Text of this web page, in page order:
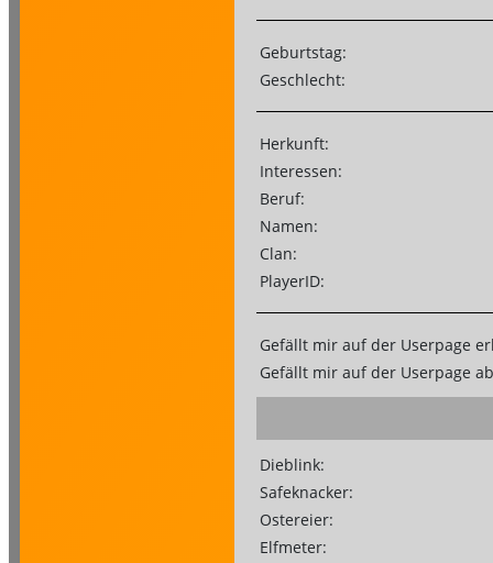
Geburtstag:
Geschlecht:
Herkunft:
Interessen:
Beruf:
Namen:
Clan:
PlayerID:
Gefällt mir auf der Userpage
Gefällt mir auf der Userpage
Dieblink:
Safeknacker:
Ostereier:
Elfmeter: